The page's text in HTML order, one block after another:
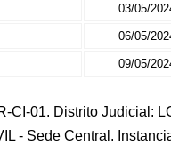
03/05/
06/05/
09/05/
CI-01. Distrito Judicial:
- Sede Central.